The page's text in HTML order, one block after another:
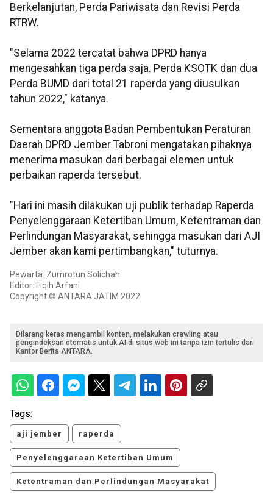
Berkelanjutan, Perda Pariwisata dan Revisi Perda
RTRW.
"Selama 2022 tercatat bahwa DPRD hanya
mengesahkan tiga perda saja. Perda KSOTK dan dua
Perda BUMD dari total 21 raperda yang diusulkan
tahun 2022," katanya.
Sementara anggota Badan Pembentukan Peraturan
Daerah DPRD Jember Tabroni mengatakan pihaknya
menerima masukan dari berbagai elemen untuk
perbaikan raperda tersebut.
"Hari ini masih dilakukan uji publik terhadap Raperda
Penyelenggaraan Ketertiban Umum, Ketentraman dan
Perlindungan Masyarakat, sehingga masukan dari AJI
Jember akan kami pertimbangkan," tuturnya.
Pewarta: Zumrotun Solichah
Editor: Fiqih Arfani
Copyright © ANTARA JATIM 2022
Dilarang keras mengambil konten, melakukan crawling atau
pengindeksan otomatis untuk AI di situs web ini tanpa izin tertulis dari
Kantor Berita ANTARA.
Tags:
aji jember raperda
Penyelenggaraan Ketertiban Umum
Ketentraman dan Perlindungan Masyarakat